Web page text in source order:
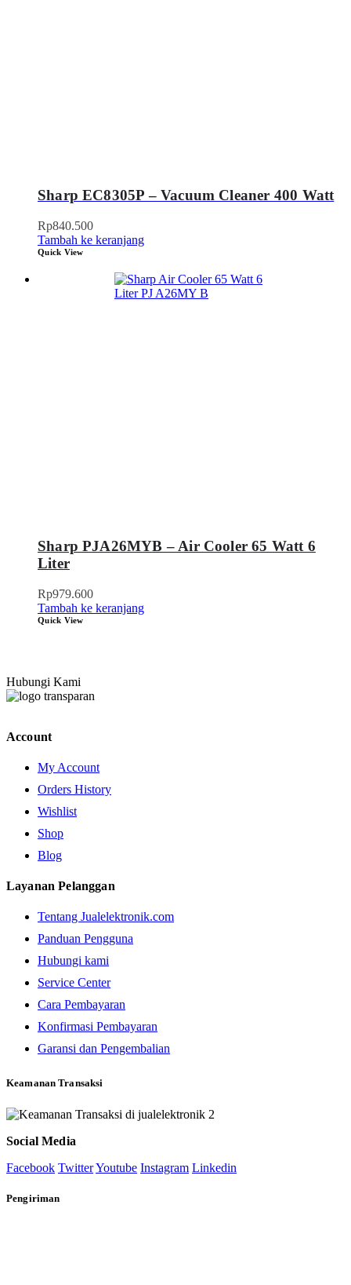
Sharp EC8305P – Vacuum Cleaner 400 Watt
Rp840.500
Tambah ke keranjang
Quick View
Sharp PJA26MYB – Air Cooler 65 Watt 6
Liter
Rp979.600
Tambah ke keranjang
Quick View
Hubungi Kami
Account
My Account
Orders History
Wishlist
Shop
Blog
Layanan Pelanggan
Tentang Jualelektronik.com
Panduan Pengguna
Hubungi kami
Service Center
Cara Pembayaran
Konfirmasi Pembayaran
Garansi dan Pengembalian
Keamanan Transaksi
Social Media
Facebook TwitterYoutube Instagram Linkedin
Pengiriman